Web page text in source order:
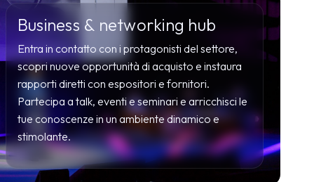
Business & networking hub
Entra in contatto con i protagonisti del settore,
scopri nuove opportunità di acquisto e instaura
rapporti diretti con espositori e fornitori.
Partecipa a talk, eventi e seminari e arricchisci le
tue conoscenze in un ambiente dinamico e
stimolante.